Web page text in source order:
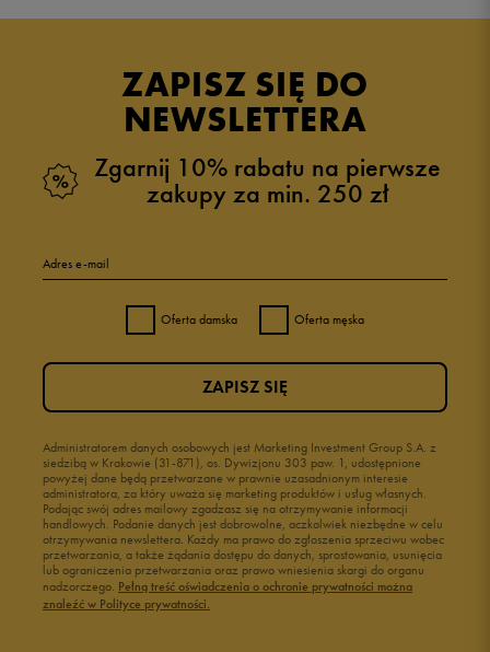
ZAPISZ SIĘ DO
NEWSLETTERA
Zgarnij 10% rabatu na pierwsze
zakupy za min. 250 zł
Adres e-mail
Oferta damska Oferta męska
Administratorem danych osobowych jest Marketing Investment Group S.A. z
siedzibą w Krakowie (31-871), os. Dywizjonu 303 paw. 1, udostępnione
powyżej dane będą przetwarzane w prawnie uzasadnionym interesie
administratora, za który uważa się marketing produktów i usług własnych.
Podając swój adres mailowy zgadzasz się na otrzymywanie informacji
handlowych. Podanie danych jest dobrowolne, aczkolwiek niezbędne w celu
otrzymywania newslettera. Każdy ma prawo do zgłoszenia sprzeciwu wobec
przetwarzania, a także żądania dostępu do danych, sprostowania, usunięcia
lub ograniczenia przetwarzania oraz prawo wniesienia skargi do organu
nadzorczego. Pełną treść oświadczenia o ochronie prywatności można
znaleźć w Polityce prywatności.
ZAPISZ SIĘ